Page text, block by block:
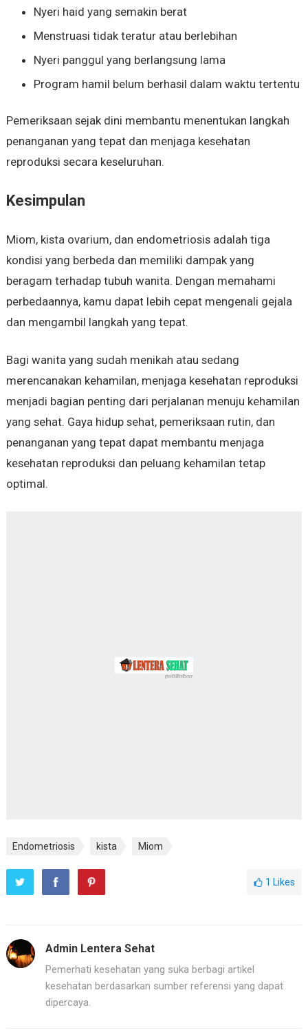
Nyeri haid yang semakin berat
Menstruasi tidak teratur atau berlebihan
Nyeri panggul yang berlangsung lama
Program hamil belum berhasil dalam waktu tertentu
Pemeriksaan sejak dini membantu menentukan langkah
penanganan yang tepat dan menjaga kesehatan
reproduksi secara keseluruhan.
Kesimpulan
Miom, kista ovarium, dan endometriosis adalah tiga
kondisi yang berbeda dan memiliki dampak yang
beragam terhadap tubuh wanita. Dengan memahami
perbedaannya, kamu dapat lebih cepat mengenali gejala
dan mengambil langkah yang tepat.
Bagi wanita yang sudah menikah atau sedang
merencanakan kehamilan, menjaga kesehatan reproduksi
menjadi bagian penting dari perjalanan menuju kehamilan
yang sehat. Gaya hidup sehat, pemeriksaan rutin, dan
penanganan yang tepat dapat membantu menjaga
kesehatan reproduksi dan peluang kehamilan tetap
optimal.
Endometriosis kista Miom
1 Likes
Admin Lentera Sehat
Pemerhati kesehatan yang suka berbagi artikel
kesehatan berdasarkan sumber referensi yang dapat
dipercaya.